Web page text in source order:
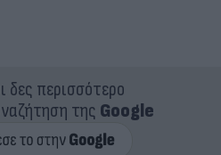
δες περισσότερο
της Google